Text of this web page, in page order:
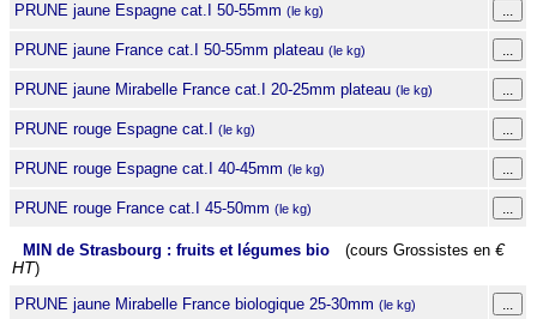
PRUNE jaune Espagne cat.I 50-55mm (le kg)
PRUNE jaune France cat.I 50-55mm plateau (le kg)
PRUNE jaune Mirabelle France cat.I 20-25mm plateau (le kg)
PRUNE rouge Espagne cat.I (le kg)
PRUNE rouge Espagne cat.I 40-45mm (le kg)
PRUNE rouge France cat.I 45-50mm (le kg)
MIN de Strasbourg : fruits et légumes bio (cours Grossistes en €
HT)
PRUNE jaune Mirabelle France biologique 25-30mm (le kg)